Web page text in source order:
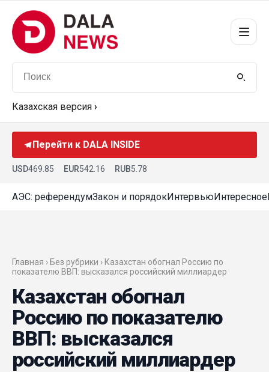
Казахская версия ›
Перейти к DALA INSIDE
USD469.85 EUR542.16 RUB5.78
АЭС: референдумЗакон и порядокИнтервьюИнтересное
Главная › Без рубрики › Казахстан обогнал Россию по
показателю ВВП: высказался российский миллиардер
Казахстан обогнал
Россию по показателю
ВВП: высказался
российский миллиардер